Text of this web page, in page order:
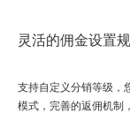
灵活的佣金设置
支持自定义分销等级，
模式，完善的返佣机制